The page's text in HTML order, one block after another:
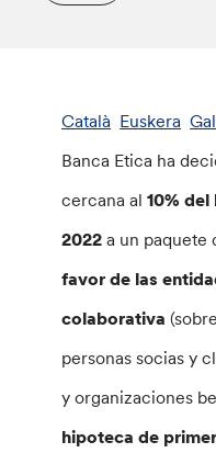
Català Euskera
Banca Etica ha
cercana al 10%
2022 a un paquete
favor de las
colaborativa
personas socias y
y organizaciones
hipoteca de